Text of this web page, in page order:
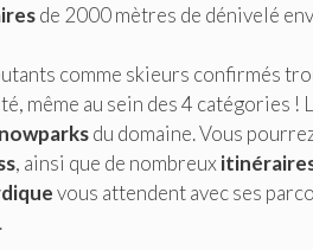
de 2000 mètres de dénivelé
comme skieurs confirmés
même au sein des 4 catégories !
du domaine. Vous
, ainsi que de nombreux
vous attendent avec ses